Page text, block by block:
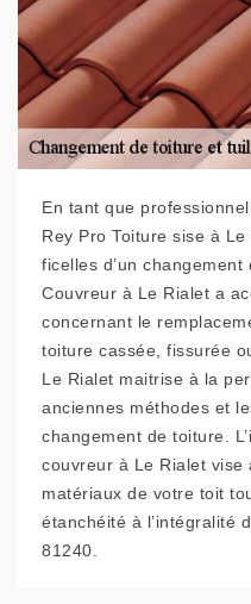
En tant que
Rey Pro Toiture sise à
ficelles d’un changement
Couvreur à Le Rialet a
concernant le
toiture cassée, fissurée
Le Rialet maitrise à la
anciennes méthodes et
changement de toiture.
couvreur à Le Rialet vise
matériaux de votre toit
étanchéité à l’intégralité
81240.